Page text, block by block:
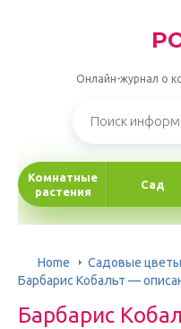
Онлайн-журнал о
Комнатные
растения
Сад
Home
Садовые цветы
Барбарис Кобальт —
Барбарис